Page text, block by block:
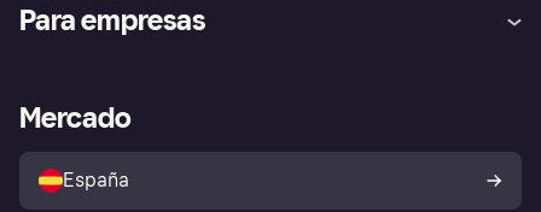
Inicio de sesión
Directorio de tiendas
Política de protección al
comprador de Klarna
Reclamaciones
Para empresas
Acceso empresas
Mercado
España